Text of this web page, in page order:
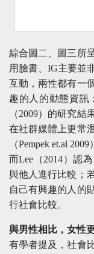
綜合圖二、圖三所
用臉書、IG主要並
互動，兩性都有一
趣的人的動態資訊
（2009）的研究
在社群媒體上更常
（Pempek et.al 2009
而Lee（2014）認
與他人進行比較；
自己有興趣的人的
行社會比較。
與男性相比，女性
有學者提及，社會